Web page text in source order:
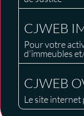
CJWEB
Pour votre
d’immeubles
CJWEB
Le site